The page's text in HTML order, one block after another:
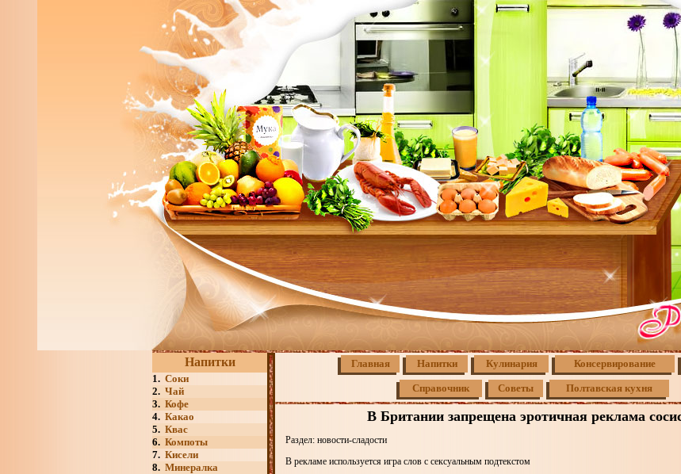
Напитки
1. Соки
2. Чай
3. Кофе
4. Какао
5. Квас
6. Компоты
7. Кисели
8. Минералка
Главная Напитки Кулинария Консервирование
Справочник Советы Полтавская кухня
В Британии запрещена эротичная реклама
Раздел: новости-сладости
В рекламе используется игра слов с сексуальным подтекстом